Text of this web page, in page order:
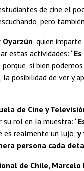
de cine el
pero
Oyarzún , quien
estas actividades: “
porque, si bien
posibilidad de ver y
de Cine y
su rol en la muestra: “
es realmente un lujo, y
persona cada
de Chile, Marcelo